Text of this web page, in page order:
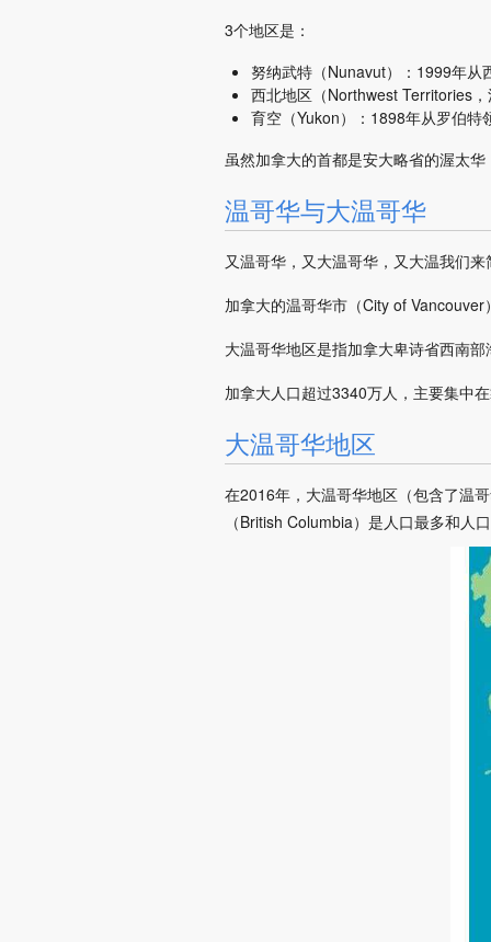
3个地区是：
努纳武特（Nunavut）：1999年从
西北地区（Northwest Territories
育空（Yukon）：1898年从罗伯特
虽然加拿大的首都是安大略省的渥太
温哥华与大温哥华
又温哥华，又大温哥华，又大温我们
加拿大的温哥华市（City of
大温哥华地区是指加拿大卑诗省西南
加拿大人口超过3340万人，主要集中
大温哥华地区
在2016年，大温哥华地区（包含了温
（British Columbia）是人口最多和人